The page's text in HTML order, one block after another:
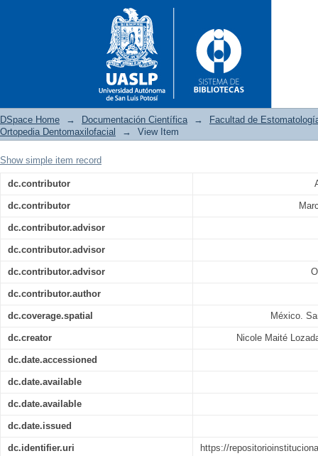
Flujo digital en ortodoncia:
aplicadas a la cementación
DSpace Home → Documentación Científica →
Facultad de
Ortopedia Dentomaxilofacial
→ View Item
Show simple item record
dc.contributor
dc.contributor
dc.contributor.advisor
dc.contributor.advisor
dc.contributor.advisor
dc.contributor.author
dc.coverage.spatial México.
dc.creator Nicole Maité
dc.date.accessioned
dc.date.available
dc.date.available
dc.date.issued
dc.identifier.uri https://